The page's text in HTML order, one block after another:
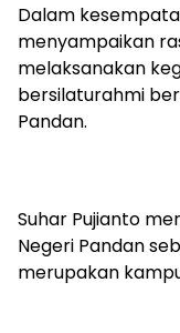
Dalam
menyampaikan
melaksanakan
bersilaturahmi
Pandan.
Suhar Pujianto
Negeri Pandan
merupakan